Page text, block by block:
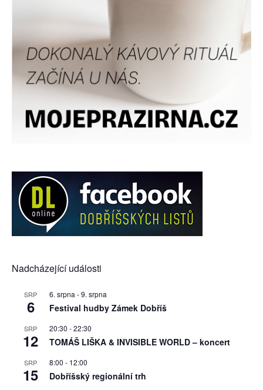
Nadcházející události
SRP
6
6. srpna -9. srpna
Festival hudby Zámek Dobříš
SRP
12
20:30 -22:30
TOMÁŠ LIŠKA & INVISIBLE WORLD – koncert
SRP
15
8:00 - 12:00
Dobříšský regionální trh